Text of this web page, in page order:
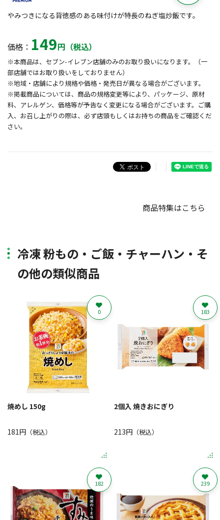
やみつきになる背徳感のある味付けが特長のねぎ塩炒飯です。
価格： 149円（税込）
※本商品は、セブン-イレブン店舗のみのお取り扱いになります。（一
部店舗ではお取り扱いをしておりません）
※地域・店舗により規格や価格・発売日が異なる場合がございます。
※掲載商品については、商品の規格変更等により、パッケージ、原材
料、アレルゲン、価格等が予告なく変更になる場合がございます。ご購
入、お召し上がりの際は、必ず店頭もしくはお持ちの商品をご確認くだ
さい。
商品特集はこちら
冷凍 粉もの・ご飯・チャーハン・そ
の他の類似商品
焼めし 150g
181円 （税込）
0
2個入 焼きおにぎり
213円（税込）
183
182 239